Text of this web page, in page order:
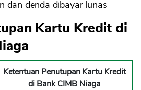
dan denda dibayar lunas
Kartu Kredit di
Ketentuan Penutupan Kartu Kredit
di Bank CIMB Niaga